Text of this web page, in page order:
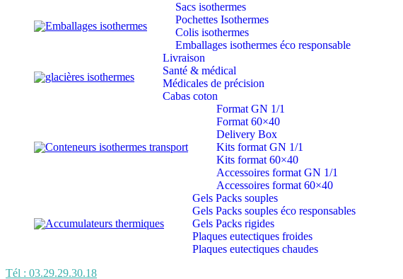
Emballages isothermes
Sacs isothermes
Pochettes Isothermes
Colis isothermes
Emballages isothermes éco responsable
glacières isothermes
Livraison
Santé & médical
Médicales de précision
Cabas coton
Conteneurs isothermes transport
Format GN 1/1
Format 60×40
Delivery Box
Kits format GN 1/1
Kits format 60×40
Accessoires format GN 1/1
Accessoires format 60×40
Accumulateurs thermiques
Gels Packs souples
Gels Packs souples éco responsables
Gels Packs rigides
Plaques eutectiques froides
Plaques eutectiques chaudes
Tél : 03.29.29.30.18